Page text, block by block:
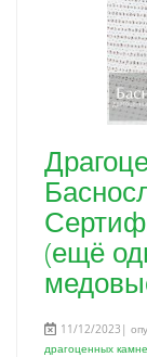
(ещё
11/12/2023|
драгоценных